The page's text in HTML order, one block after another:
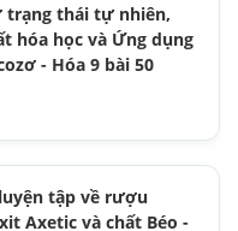
trạng thái tự nhiên,
hóa học và Ứng dụng
- Hóa 9 bài 50
tập về rượu
Axetic và chất Béo -